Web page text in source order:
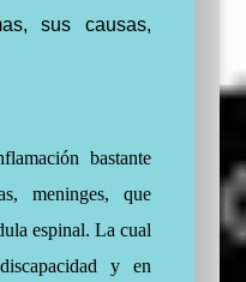
sus causas,
bastante
meninges, que
espinal. La cual
y en